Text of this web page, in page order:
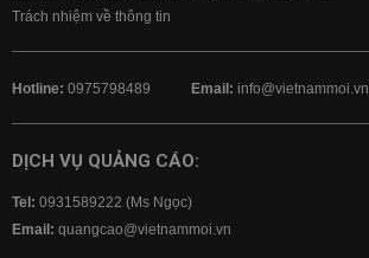
Trách nhiệm về thông tin
Hotline: 0975798489 Email: info@vietnammoi.vn
DỊCH VỤ QUẢNG CÁO:
Tel: 0931589222 (Ms Ngọc)
Email: quangcao@vietnammoi.vn